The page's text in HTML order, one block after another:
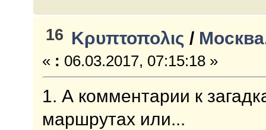
16 Κρυπτοπολις /
« : 06.03.2017, 07:15:18 »
1. А комментарии к
маршрутах или...